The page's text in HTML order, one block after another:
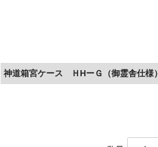
神道箱宮ケース ＨHーＧ（御霊舎仕様）